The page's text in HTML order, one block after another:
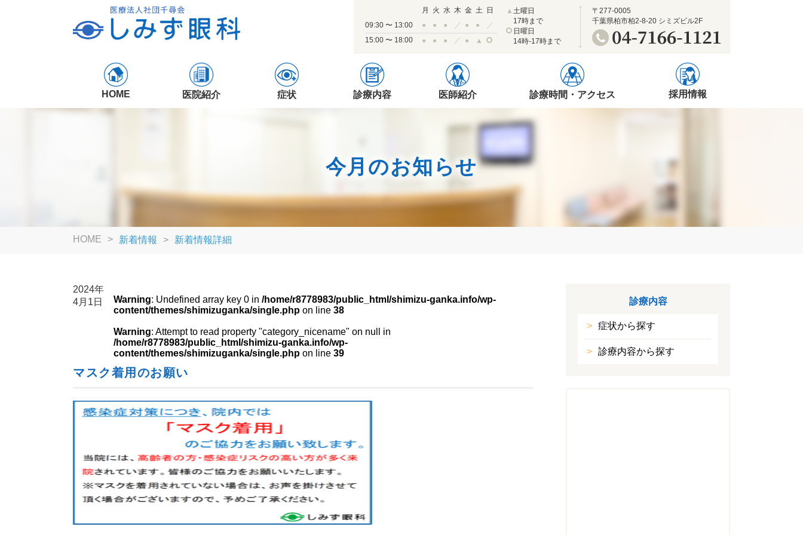
月 火 水 木 金 土
日
09:30 〜 13:00
● ● ● ／ ● ●
／
15:00 〜 18:00
● ● ● ／ ● ▲
▲ 土曜日
17時まで
日曜日
14時-17時まで
〒277-0005
千葉県柏市柏2-8-20 シミズビル2F
HOME 医院紹介 症状 診療内容 医師紹介 診療時間・アクセス 採用情報
今月のお知らせ
HOME 新着情報 新着情報詳細
2024年
4月1日
Warning: Undefined array key 0 in /home/r8778983/public_html/shimizu-ganka.info/wp-
content/themes/shimizuganka/single.phpon line 38
Warning: Attempt to read property "category_nicename" on null in
/home/r8778983/public_html/shimizu-ganka.info/wp-
content/themes/shimizuganka/single.phpon line 39
マスク着用のお願い
診療内容
症状から探す
診療内容から探す